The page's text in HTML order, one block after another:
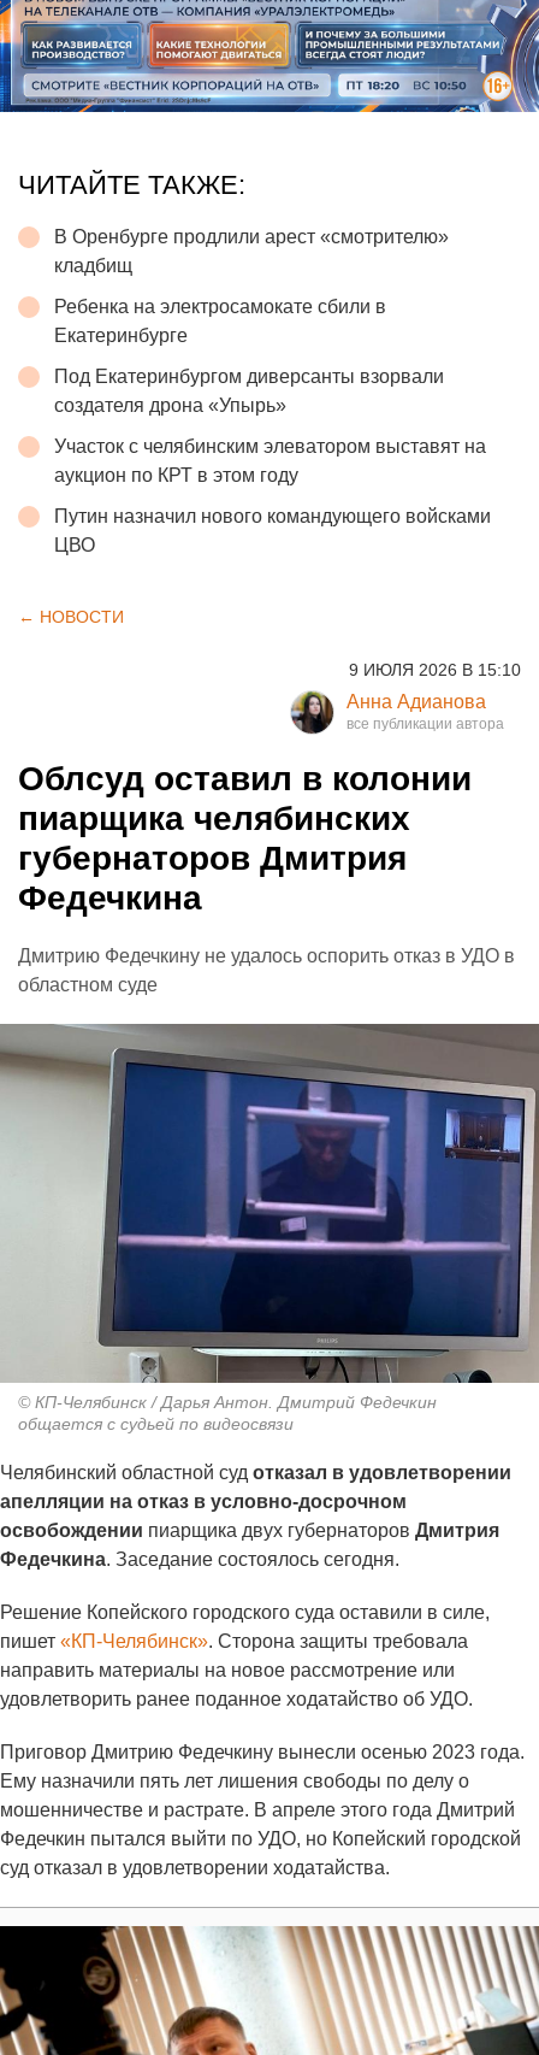
ЧИТАЙТЕ ТАКЖЕ:
В Оренбурге продлили арест «смотрителю»
кладбищ
Ребенка на электросамокате сбили в
Екатеринбурге
Под Екатеринбургом диверсанты взорвали
создателя дрона «Упырь»
Участок с челябинским элеватором выставят на
аукцион по КРТ в этом году
Путин назначил нового командующего войсками
ЦВО
← НОВОСТИ
9 ИЮЛЯ 2026 В 15:10
Анна Адианова
Облсуд оставил в колонии
пиарщика челябинских
губернаторов Дмитрия
Федечкина
Дмитрию Федечкину не удалось оспорить отказ в УДО в
областном суде
© КП-Челябинск / Дарья Антон. Дмитрий Федечкин
общается с судьей по видеосвязи
Челябинский областной суд отказал в удовлетворении
апелляции на отказ в условно-досрочном
освобождении пиарщика двух губернаторов Дмитрия
Федечкина. Заседание состоялось сегодня.
Решение Копейского городского суда оставили в силе,
пишет «КП-Челябинск». Сторона защиты требовала
направить материалы на новое рассмотрение или
удовлетворить ранее поданное ходатайство об УДО.
Приговор Дмитрию Федечкину вынесли осенью 2023 года.
Ему назначили пять лет лишения свободы по делу о
мошенничестве и растрате. В апреле этого года Дмитрий
Федечкин пытался выйти по УДО, но Копейский городской
суд отказал в удовлетворении ходатайства.